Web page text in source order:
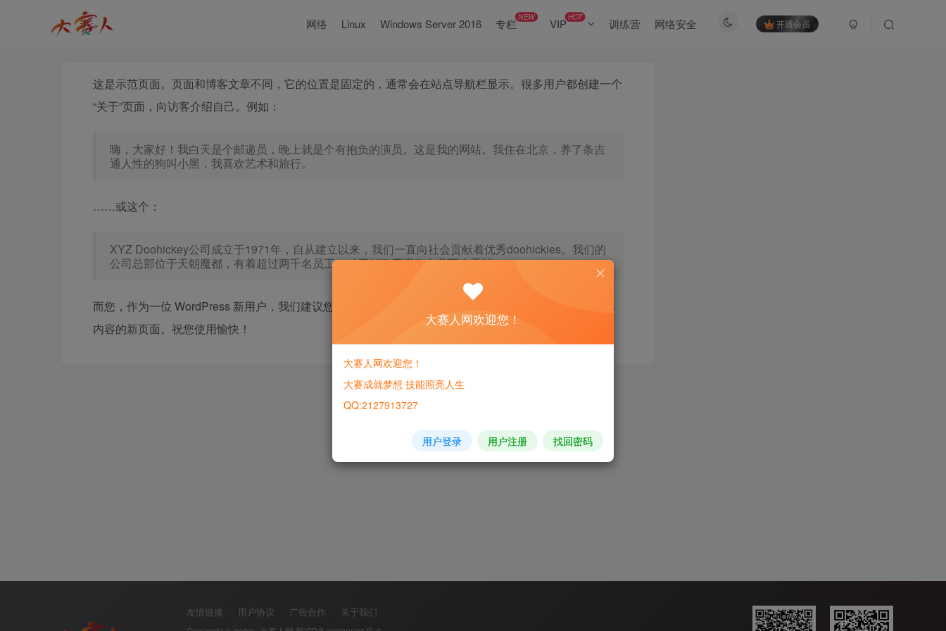
开通会员
网络 Linux Windows Server 2016 专栏NEW VIPHOT 训练营 网络安全
这是示范页面。页面和博客文章不同，它的位置是固定的，通常会在站点导航栏显示。很多用户都创建一个
“关于”页面，向访客介绍自己。例如：
嗨，大家好！我白天是个邮递员，晚上就是个有抱负的演员。这是我的网站。我住在北京，养了条吉
通人性的狗叫小黑，我喜欢艺术和旅行。
……或这个：
XYZ Doohickey公司成立于1971年，自从建立以来，我们一直向社会贡献着优秀doohickies。我们的
公司总部位于天朝魔都，有着超过两千名员工，对魔都政府税收有着巨大贡献。
而您，作为一位 WordPress 新用户，我们建议您转到
，删除本页面，然后创建包含您自己
内容的新页面。祝您使用愉快！
友情链接 用户协议 广告合作 关于我们
大赛人网欢迎您！
大赛人网欢迎您！
大赛成就梦想 技能照亮人生
QQ:2127913727
用户登录 用户注册 找回密码